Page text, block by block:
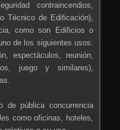
contraincendios,
Técnico de Edificación),
como son Edificios o
de los siguientes usos:
espectáculos, reunión,
juego y similares),
de pública concurrencia
como oficinas, hoteles,